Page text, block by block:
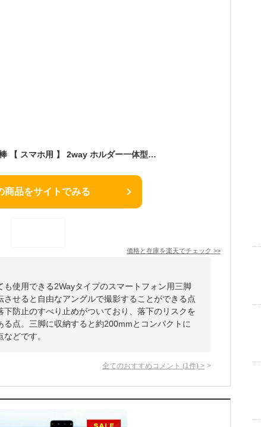
エレコム 三脚 自撮り棒 【 スマホ用 】 2way ホルダー一体型 アクセサリーシュー付 ブラック P-STSRS02ITABK
商品をサイトでみる
価格と在庫を楽天でチェック >>
使用できる2Wayタイプのスマートフォン用三脚
せると自由なアングルで撮影することができる点
防止のすべり止めがついており、落下のリスクを
点。三脚に収納すると約200mmとコンパクトに
どです。
全てのおすすめコメント (1 件) >